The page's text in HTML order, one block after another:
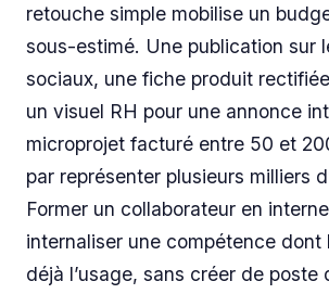
retouche simple mobilise un
sous-estimé. Une publication sur
sociaux, une fiche produit
un visuel RH pour une annonce
microprojet facturé entre 50 et
par représenter plusieurs milliers
Former un collaborateur en
internaliser une compétence dont
déjà l’usage, sans créer de poste